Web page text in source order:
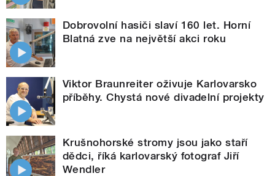
Dobrovolní hasiči slaví 160 let. Horní
Blatná zve na největší akci roku
Viktor Braunreiter oživuje Karlovarsko
příběhy. Chystá nové divadelní projekty
Krušnohorské stromy jsou jako staří
dědci, říká karlovarský fotograf Jiří
Wendler